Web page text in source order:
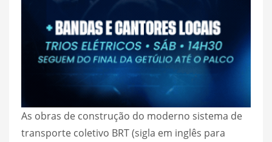
As obras de construção do moderno sistema de
transporte coletivo BRT (sigla em inglês para